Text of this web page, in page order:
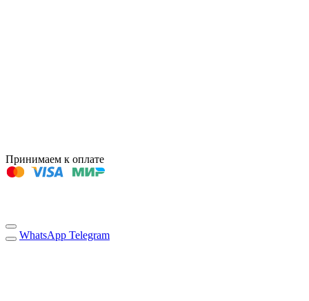
Принимаем к оплате
WhatsApp Telegram